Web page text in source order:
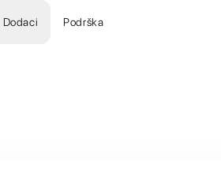
Dodaci Podrška